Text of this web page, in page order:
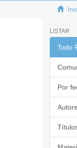
LISTAR
Todo
Por